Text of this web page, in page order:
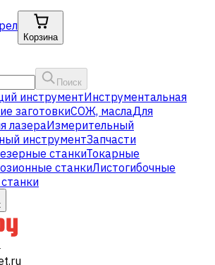
Корзина
Поиск
инструментИнструментальная
заготовкиСОЖ, маслаДля
лазераИзмерительный
инструментЗапчасти
станкиТокарные
станкиЛистогибочные